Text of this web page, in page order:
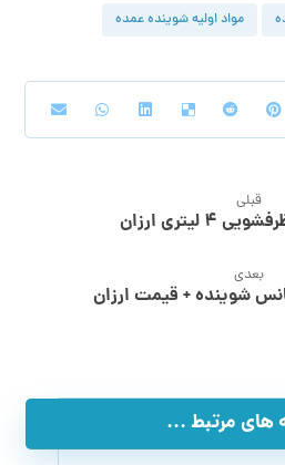
مواد اولیه شوینده عمده
قبلی
لیتری ارزان
بعدی
شوینده + قیمت ارزان
های مرتبط ...